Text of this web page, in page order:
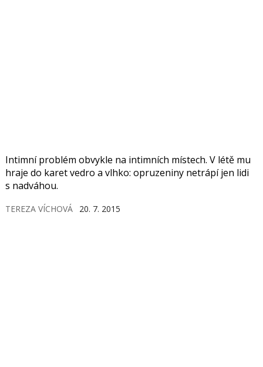
Intimní problém obvykle na intimních místech. V létě mu
hraje do karet vedro a vlhko: opruzeniny netrápí jen lidi
s nadváhou.
TEREZA VÍCHOVÁ 20. 7. 2015